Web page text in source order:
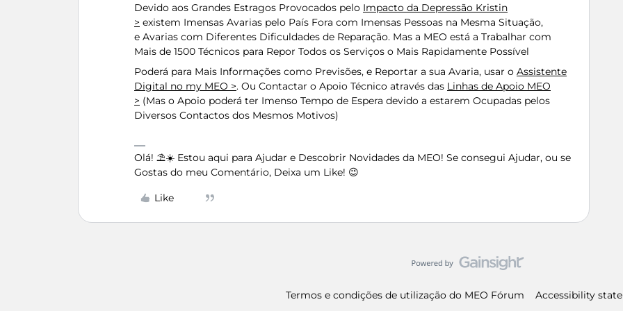
Devido aos Grandes Estragos Provocados pelo Impacto da Depressão Kristin
> existem Imensas Avarias pelo País Fora com Imensas Pessoas na Mesma Situação,
e Avarias com Diferentes Dificuldades de Reparação. Mas a MEO está a Trabalhar com
Mais de 1500 Técnicos para Repor Todos os Serviços o Mais Rapidamente Possível
Poderá para Mais Informações como Previsões, e Reportar a sua Avaria, usar o Assistente
Digital no my MEO >. Ou Contactar o Apoio Técnico através das Linhas de Apoio MEO
> (Mas o Apoio poderá ter Imenso Tempo de Espera devido a estarem Ocupadas pelos
Diversos Contactos dos Mesmos Motivos)
Olá! ⛱️☀️ Estou aqui para Ajudar e Descobrir Novidades da MEO! Se consegui Ajudar, ou se
Gostas do meu Comentário, Deixa um Like! 😉
Like
Termos e condições de utilização do MEO Fórum Accessibility